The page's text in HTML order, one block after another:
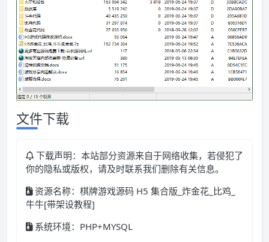
文件下载
下载声明：本站部分资源来自于网络收集，若侵犯了
你的隐私或版权，请及时联系我们删除有关信息。
资源名称：棋牌游戏源码 H5 集合版_炸金花_比鸡_
牛牛[带架设教程]
系统环境：PHP+MYSQL